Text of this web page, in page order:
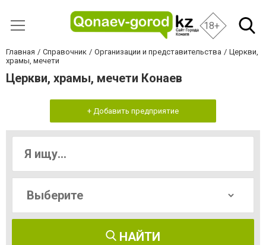
18+
Главная Справочник Организации и представительства
Церкви,
храмы, мечети
Церкви, храмы, мечети Конаев
+ Добавить предприятие
НАЙТИ